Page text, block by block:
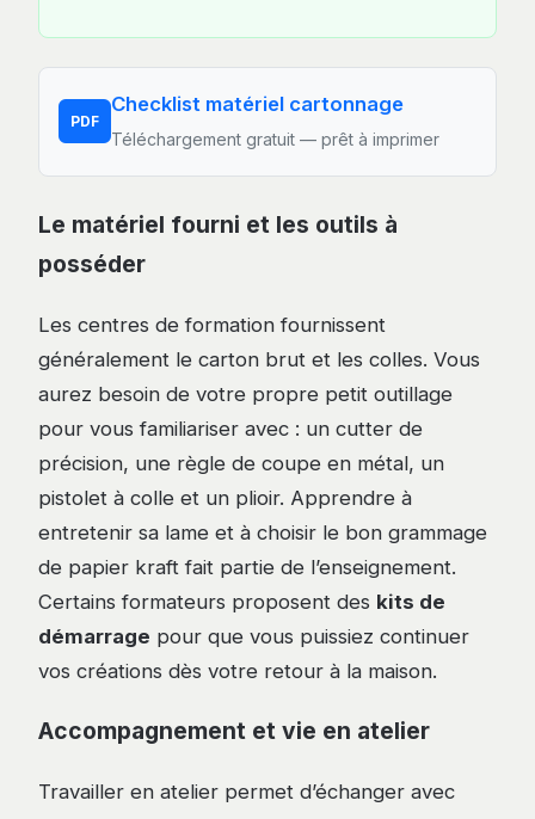
PDF
Checklist matériel cartonnage
Téléchargement gratuit — prêt à imprimer
Le matériel fourni et les outils à
posséder
Les centres de formation fournissent
généralement le carton brut et les colles. Vous
aurez besoin de votre propre petit outillage
pour vous familiariser avec : un cutter de
précision, une règle de coupe en métal, un
pistolet à colle et un plioir. Apprendre à
entretenir sa lame et à choisir le bon grammage
de papier kraft fait partie de l’enseignement.
Certains formateurs proposent des kits de
démarrage pour que vous puissiez continuer
vos créations dès votre retour à la maison.
Accompagnement et vie en atelier
Travailler en atelier permet d’échanger avec